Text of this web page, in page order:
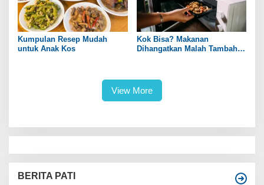
Kumpulan Resep Mudah
untuk Anak Kos
Kok Bisa? Makanan
Dihangatkan Malah Tambah
View More
BERITA PATI